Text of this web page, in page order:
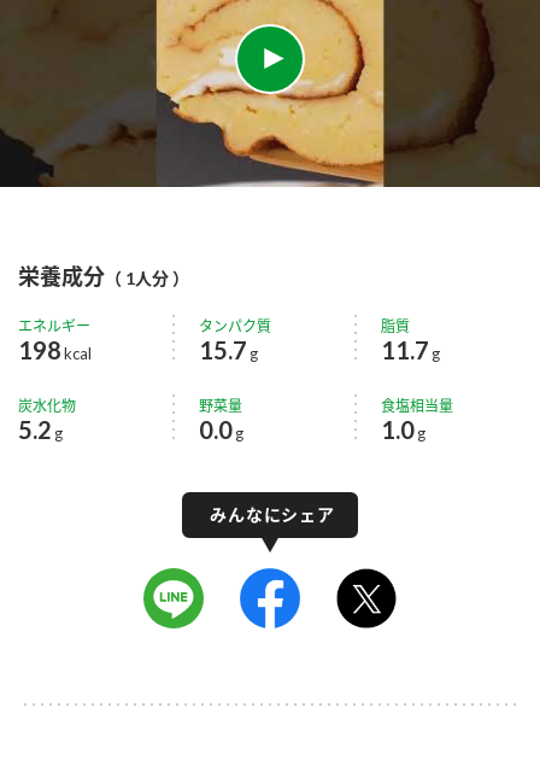
栄養成分 （ 1人分 ）
エネルギー
198kcal
タンパク質
15.7 g
脂質
11.7 g
炭水化物
5.2 g
野菜量
0.0g
食塩相当量
1.0 g